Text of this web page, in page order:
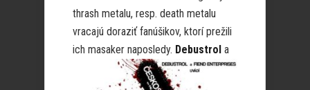
thrash metalu, resp. death metalu
vracajú doraziť fanúšikov, ktorí prežili
ich masaker naposledy. Debustrol a